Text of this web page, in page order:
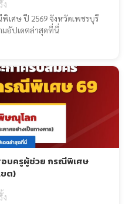
ง
เศษ ปี 2569 จังหวัดเพชรบุรี
มอัปเดตล่าสุดที่นี่
บครูผู้ช่วย กรณีพิเศษ
ต)
ง